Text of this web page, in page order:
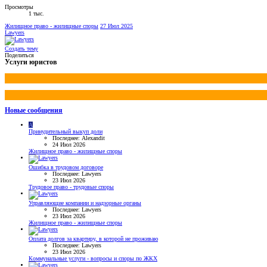
Просмотры
1 тыс.
Жилищное право - жилищные споры 27 Июл 2025
Lawyers
Создать тему
Поделиться
Услуги юристов
Новые сообщения
A
Принудительный выкуп доли
Последнее: Alexandit
24 Июл 2026
Жилищное право - жилищные споры
Ошибка в трудовом договоре
Последнее: Lawyers
23 Июл 2026
Трудовое право - трудовые споры
Управляющие компании и надзорные органы
Последнее: Lawyers
23 Июл 2026
Жилищное право - жилищные споры
Оплата долгов за квартиру, в которой не проживаю
Последнее: Lawyers
23 Июл 2026
Коммунальные услуги - вопросы и споры по ЖКХ